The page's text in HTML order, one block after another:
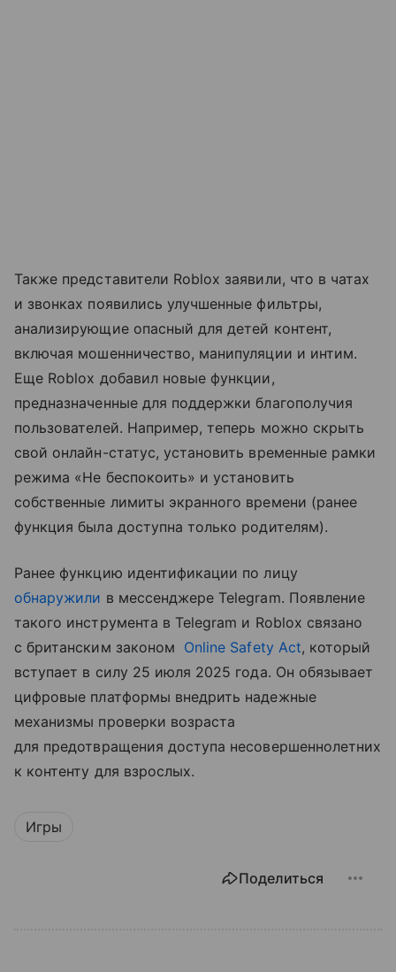
Также представители Roblox заявили, что в чатах
и звонках появились улучшенные фильтры,
анализирующие опасный для детей контент,
включая мошенничество, манипуляции и интим.
Еще Roblox добавил новые функции,
предназначенные для поддержки благополучия
пользователей. Например, теперь можно скрыть
свой онлайн-статус, установить временные рамки
режима «Не беспокоить» и установить
собственные лимиты экранного времени (ранее
функция была доступна только родителям).
Ранее функцию идентификации по лицу
обнаружили в мессенджере Telegram. Появление
такого инструмента в Telegram и Roblox связано
с британским законом Online Safety Act, который
вступает в силу 25 июля 2025 года. Он обязывает
цифровые платформы внедрить надежные
механизмы проверки возраста
для предотвращения доступа несовершеннолетних
к контенту для взрослых.
Игры
Поделиться